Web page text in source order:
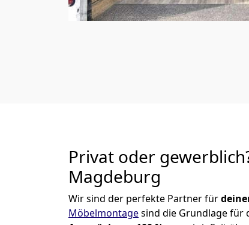
Privat oder
Magdeburg
Wir sind der perfekte Partner für
Möbelmontagesind die Grundlage für